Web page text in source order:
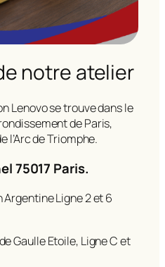
notre atelier
Lenovo se trouve dans le
de Paris,
l’Arc de Triomphe.
75017 Paris.
Ligne 2 et 6
Gaulle Etoile, Ligne C et